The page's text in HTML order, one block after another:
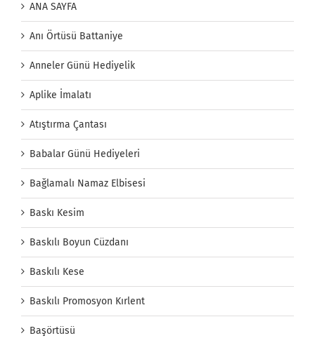
ANA SAYFA
Anı Örtüsü Battaniye
Anneler Günü Hediyelik
Aplike İmalatı
Atıştırma Çantası
Babalar Günü Hediyeleri
Bağlamalı Namaz Elbisesi
Baskı Kesim
Baskılı Boyun Cüzdanı
Baskılı Kese
Baskılı Promosyon Kırlent
Başörtüsü